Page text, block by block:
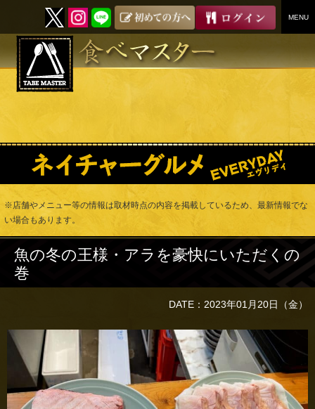
MENU
SKIP
※店舗やメニュー等の情報は取材時点の内容を掲載しているため、最新情報でな
い場合もあります。
魚の冬の王様・アラを豪快にいただくの
巻
DATE：2023年01月20日（金）